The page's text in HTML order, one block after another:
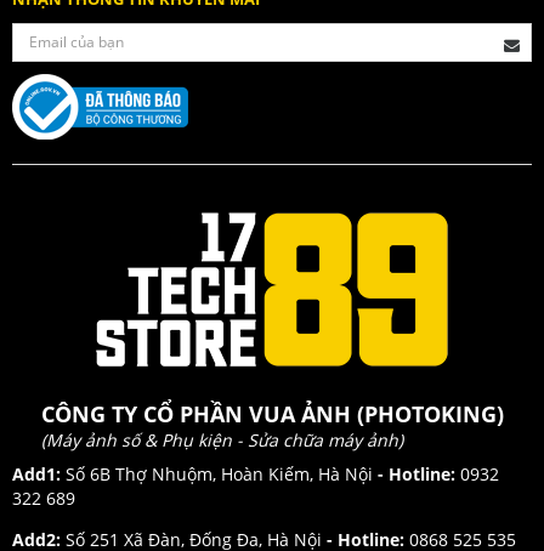
CÔNG TY CỔ PHẦN VUA ẢNH (PHOTOKING)
(Máy ảnh số & Phụ kiện - Sửa chữa máy ảnh)
Add1: Số 6B Thợ Nhuộm, Hoàn Kiếm, Hà Nội - Hotline: 0932
322 689
Add2: Số 251 Xã Đàn, Đống Đa, Hà Nội - Hotline: 0868 525 535